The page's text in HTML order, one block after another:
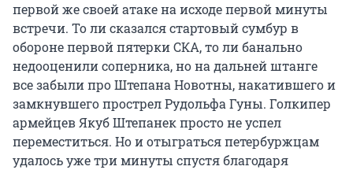
первой же своей атаке на исходе первой минуты
встречи. То ли сказался стартовый сумбур в
обороне первой пятерки СКА, то ли банально
недооценили соперника, но на дальней штанге
все забыли про Штепана Новотны, накатившего и
замкнувшего прострел Рудольфа Гуны. Голкипер
армейцев Якуб Штепанек просто не успел
переместиться. Но и отыграться петербуржцам
удалось уже три минуты спустя благодаря